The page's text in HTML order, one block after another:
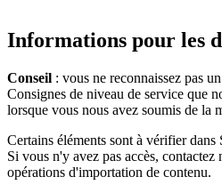
Informations pour les
Conseil : vous ne reconnaissez pas
Consignes de niveau de service que
lorsque vous nous avez soumis de la
Certains éléments sont à vérifier
Si vous n'y avez pas accès, contactez
opérations d'importation de contenu.